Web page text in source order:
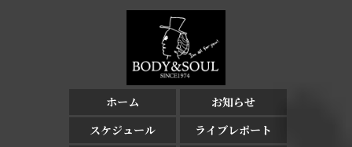
ホーム
お知らせ
スケジュール
ライブレポート